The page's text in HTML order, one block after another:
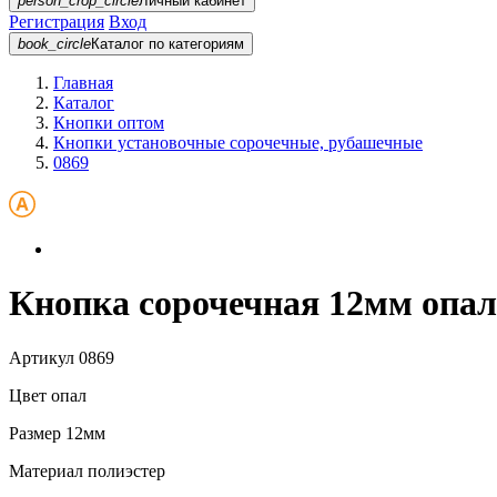
Регистрация Вход
book_circleКаталог по категориям
Главная
Каталог
Кнопки оптом
Кнопки установочные сорочечные, рубашечные
0869
Кнопка сорочечная 12мм
Артикул 0869
Цвет опал
Размер 12мм
Материал полиэстер